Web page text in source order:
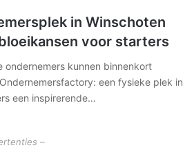
in Winschoten
voor starters
ondernemers kunnen binnenkort
een fysieke plek in
een inspirerende…
–